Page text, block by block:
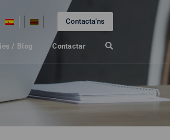
Contacta'ns
/ Blog Contactar